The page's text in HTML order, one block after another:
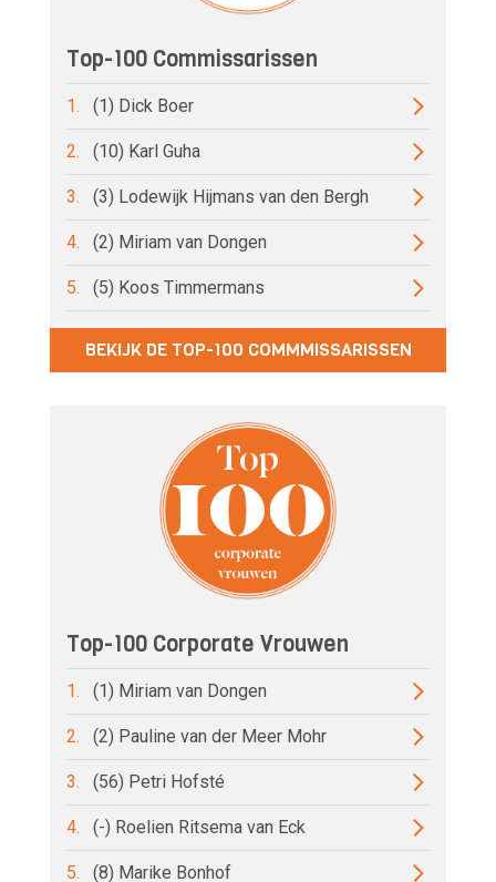
Top-100 Commissarissen
1. (1) Dick Boer
2. (10) Karl Guha
3. (3) Lodewijk Hijmans van den Bergh
4. (2) Miriam van Dongen
5. (5) Koos Timmermans
BEKIJK DE TOP-100 COMMMISSARISSEN
Top-100 Corporate Vrouwen
1. (1) Miriam van Dongen
2. (2) Pauline van der Meer Mohr
3. (56) Petri Hofsté
4. (-) Roelien Ritsema van Eck
5. (8) Marike Bonhof